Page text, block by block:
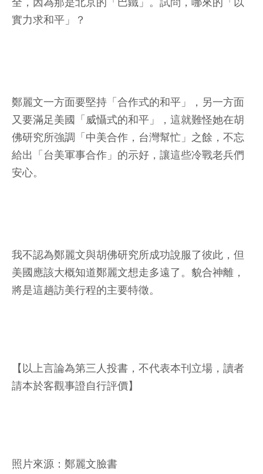
實力求和平」？
鄭麗文一方面要堅持「合作式的和平」，另一方面
又要滿足美國「威懾式的和平」，這就難怪她在胡
佛研究所強調「中美合作，台灣幫忙」之餘，不忘
給出「台美軍事合作」的示好，讓這些冷戰老兵們
安心。
我不認為鄭麗文與胡佛研究所成功說服了彼此，但
美國應該大概知道鄭麗文想走多遠了。貌合神離，
將是這趟訪美行程的主要特徵。
【以上言論為第三人投書，不代表本刊立場，讀者
請本於客觀事證自行評價】
照片來源：鄭麗文臉書